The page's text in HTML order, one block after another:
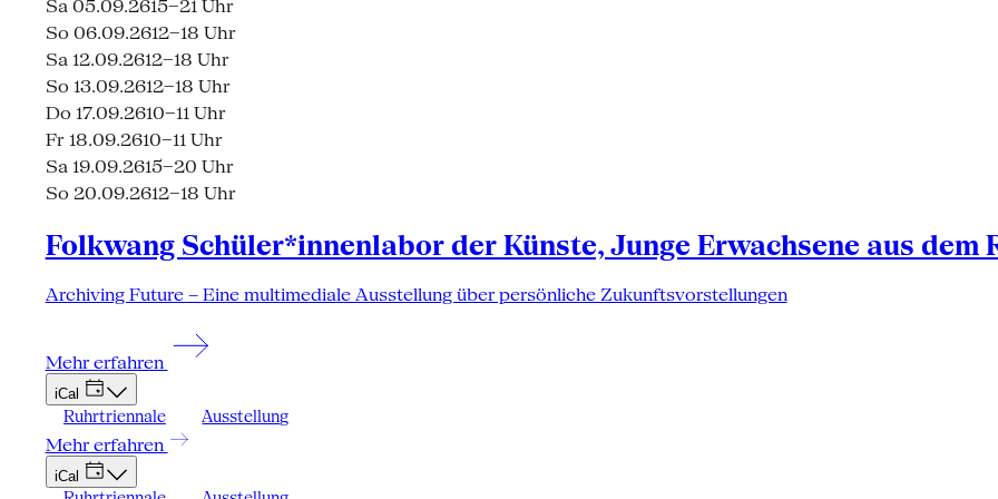
Sa 05.09.2615–21 Uhr
So 06.09.2612–18 Uhr
Sa 12.09.2612–18 Uhr
So 13.09.2612–18 Uhr
Do 17.09.2610–11 Uhr
Fr 18.09.2610–11 Uhr
Sa 19.09.2615–20 Uhr
So 20.09.2612–18 Uhr
Folkwang Schüler*innenlabor der Künste, Junge Erwachsene aus dem
Archiving Future – Eine multimediale Ausstellung über persönliche Zukunftsvorstellungen
Mehr erfahren
iCal
Ruhrtriennale Ausstellung
Mehr erfahren
iCal